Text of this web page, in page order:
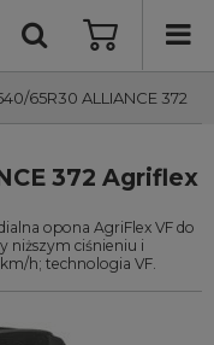
65R30 ALLIANCE 372
372 Agriflex
opona AgriFlex VF do
niższym ciśnieniu i
h; technologia VF.